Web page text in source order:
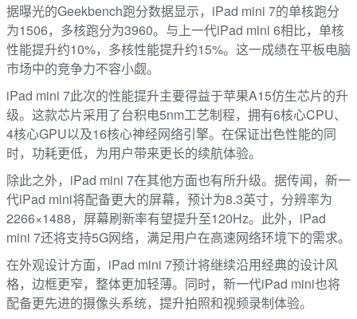
据曝光的Geekbench跑分数据显示，iPad mini 7的单核跑分
为1506，多核跑分为3960。与上一代iPad mini 6相比，单核
性能提升约10%，多核性能提升约15%。这一成绩在平板电脑
市场中的竞争力不容小觑。
iPad mini 7此次的性能提升主要得益于苹果A15仿生芯片的升
级。这款芯片采用了台积电5nm工艺制程，拥有6核心CPU、
4核心GPU以及16核心神经网络引擎。在保证出色性能的同
时，功耗更低，为用户带来更长的续航体验。
除此之外，iPad mini 7在其他方面也有所升级。据传闻，新一
代iPad mini将配备更大的屏幕，预计为8.3英寸，分辨率为
2266×1488，屏幕刷新率有望提升至120Hz。此外，iPad
mini 7还将支持5G网络，满足用户在高速网络环境下的需求。
在外观设计方面，iPad mini 7预计将继续沿用经典的设计风
格，边框更窄，整体更加轻薄。同时，新一代iPad mini也将
配备更先进的摄像头系统，提升拍照和视频录制体验。